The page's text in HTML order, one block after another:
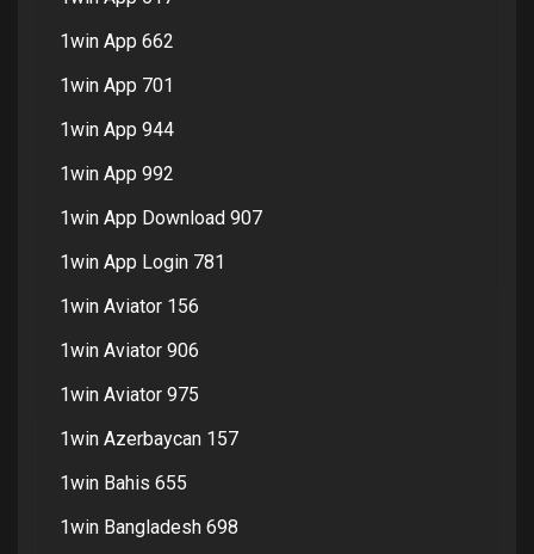
1win App 662
1win App 701
1win App 944
1win App 992
1win App Download 907
1win App Login 781
1win Aviator 156
1win Aviator 906
1win Aviator 975
1win Azerbaycan 157
1win Bahis 655
1win Bangladesh 698